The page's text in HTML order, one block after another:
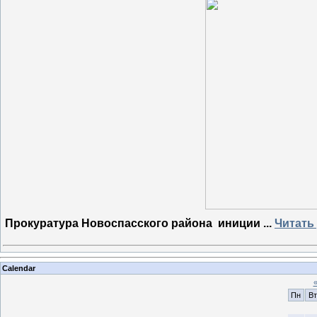
Прокуратура Новоспасского района иниции ...
Calendar
«
Пн
Вт